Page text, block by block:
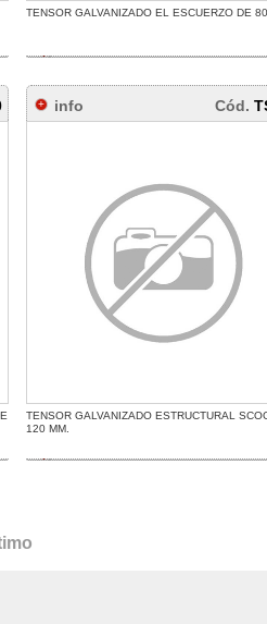
TENSOR GALVANIZADO EL ESCUERZO DE 80
info Cód.
TENSOR GALVANIZADO ESTRUCTURAL
120 MM.